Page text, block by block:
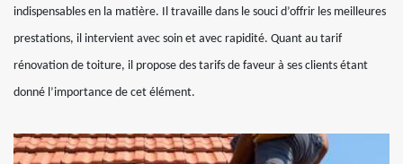
indispensables en la matière. Il travaille dans le souci d’offrir les meilleures
prestations, il intervient avec soin et avec rapidité. Quant au tarif
rénovation de toiture, il propose des tarifs de faveur à ses clients étant
donné l’importance de cet élément.